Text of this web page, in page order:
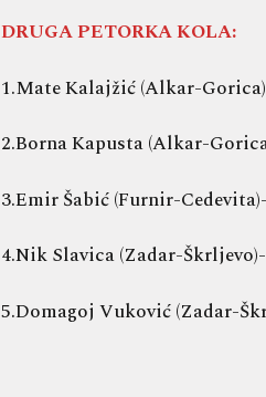
DRUGA PETORKA KOLA:
1.Mate Kalajžić (Alkar-
2.Borna Kapusta (Alkar-
3.Emir Šabić (Furnir-
4.Nik Slavica (Zadar-
5.Domagoj Vuković (Zadar-